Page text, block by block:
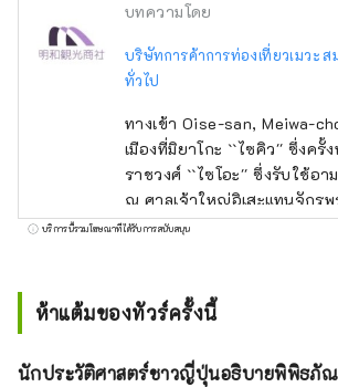
บทความโดย
บริษัทการค้าการท่องเที่ยวเมวะ
ทั่วไป
ทางเข้า Oise-san, Meiwa-
เมืองที่มิยาโกะ ``ไซคิว'' ซึ่งครั้
ราชวงศ์ ``ไซโอะ'' ซึ่งรับใช้อาม
ณ ศาลเจ้าใหญ่อิเสะแทนจักร
ยังคงเป็นโบราณสถาน .
บริการนี้รวมโฆษณาที่ได้รับการสนับสนุน
ห้าแต้มของทัวร์ครั้งนี้
นักประวัติศาสตร์ชาวญี่ปุ่นอธิบายพิพิธภั